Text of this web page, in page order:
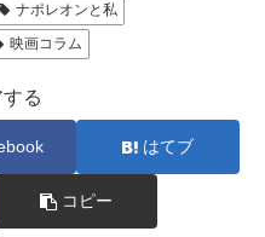
ナポレオンと私
映画コラム
る
はてブ
コピー